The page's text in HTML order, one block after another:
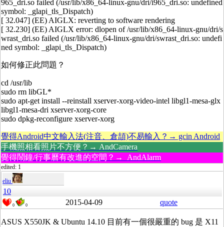
965_dri.so failed (/usr/lib/x86_64-linux-gnu/dri/i965_dri.so: undefined
symbol: _glapi_tls_Dispatch)
[ 32.047] (EE) AIGLX: reverting to software rendering
[ 32.230] (EE) AIGLX error: dlopen of /usr/lib/x86_64-linux-gnu/dri/s
wrast_dri.so failed (/usr/lib/x86_64-linux-gnu/dri/swrast_dri.so: undefi
ned symbol: _glapi_tls_Dispatch)
如何修正此問題？
cd /usr/lib
sudo rm libGL*
sudo apt-get install --reinstall xserver-xorg-video-intel libgl1-mesa-glx
libgl1-mesa-dri xserver-xorg-core
sudo dpkg-reconfigure xserver-xorg
覺得Android中文輸入法(注音、倉頡)不易輸入？→ gcin Android
手機照相看照片不方便？→ AndCamera
覺得鬧鐘/行事曆有改進的空間？→ AndAlarm
edited: 1
eliu
10
0 0 2015-04-09 quote
ASUS X550JK & Ubuntu 14.10 目前有一個很嚴重的 bug 是 X11